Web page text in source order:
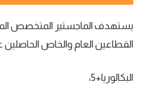
يستهدف الماجستير المتخصص
القطاعين العام والخاص الحاصلين
البكالوريا+5،